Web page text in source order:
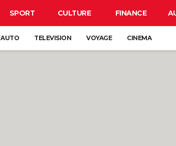
SPORT CULTURE FINANCE
AUTO TELEVISION VOYAGE CINEMA